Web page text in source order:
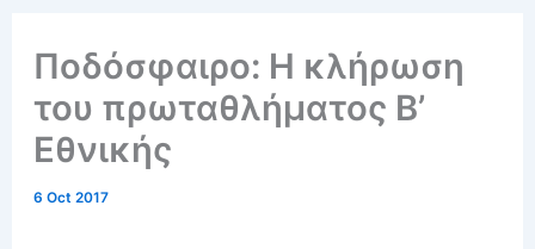
Ποδόσφαιρο: Η κλήρωση
του πρωταθλήματος Β’
Εθνικής
6 Oct 2017